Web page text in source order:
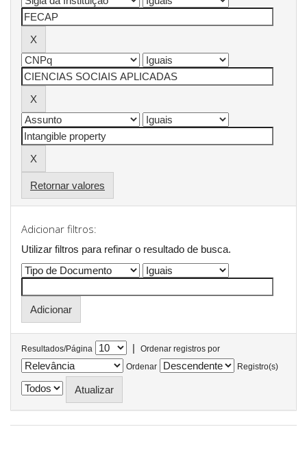
Retornar valores
Adicionar filtros:
Utilizar filtros para refinar o resultado de busca.
Resultados/Página |
Ordenar registros por
Ordenar
Registro(s)